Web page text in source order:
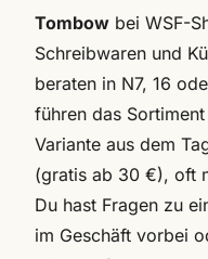
Tombow bei WSF-
Schreibwaren und
beraten in N7, 16
führen das
Variante aus dem
(gratis ab 30 €), oft
Du hast Fragen zu
im Geschäft vorbei